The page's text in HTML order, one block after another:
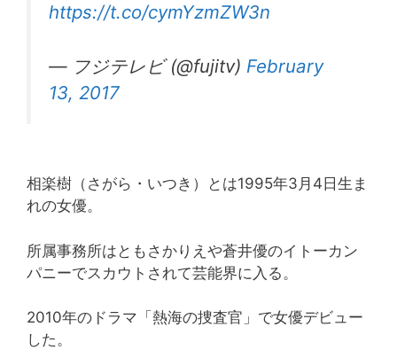
https://t.co/cymYzmZW3n
— フジテレビ (@fujitv) February
13, 2017
相楽樹（さがら・いつき）とは1995年3月4日生ま
れの女優。
所属事務所はともさかりえや蒼井優のイトーカン
パニーでスカウトされて芸能界に入る。
2010年のドラマ「熱海の捜査官」で女優デビュー
した。